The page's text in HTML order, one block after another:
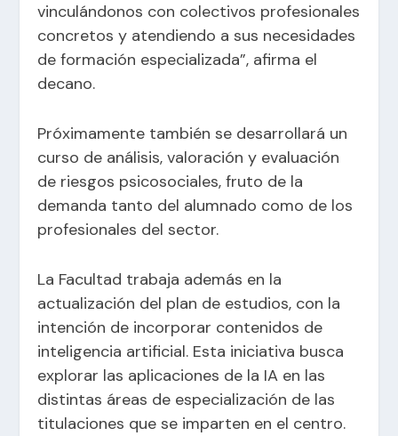
vinculándonos con colectivos profesionales
concretos y atendiendo a sus necesidades
de formación especializada”, afirma el
decano.
Próximamente también se desarrollará un
curso de análisis, valoración y evaluación
de riesgos psicosociales, fruto de la
demanda tanto del alumnado como de los
profesionales del sector.
La Facultad trabaja además en la
actualización del plan de estudios, con la
intención de incorporar contenidos de
inteligencia artificial. Esta iniciativa busca
explorar las aplicaciones de la IA en las
distintas áreas de especialización de las
titulaciones que se imparten en el centro.